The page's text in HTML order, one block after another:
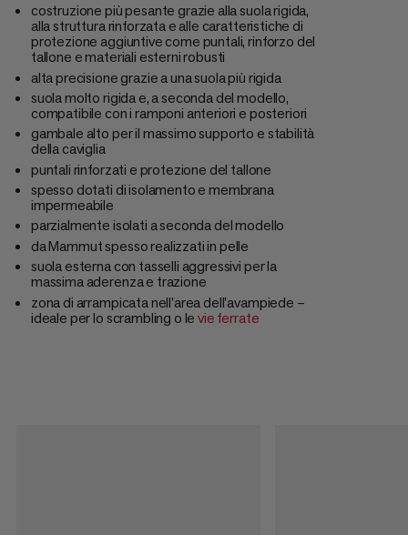
costruzione più pesante grazie alla suola rigida,
alla struttura rinforzata e alle caratteristiche di
protezione aggiuntive come puntali, rinforzo del
tallone e materiali esterni robusti
alta precisione grazie a una suola più rigida
suola molto rigida e, a seconda del modello,
compatibile con i ramponi anteriori e posteriori
gambale alto per il massimo supporto e stabilità
della caviglia
puntali rinforzati e protezione del tallone
spesso dotati di isolamento e membrana
impermeabile
parzialmente isolati a seconda del modello
da Mammut spesso realizzati in pelle
suola esterna con tasselli aggressivi per la
massima aderenza e trazione
zona di arrampicata nell'area dell'avampiede –
ideale per lo scrambling o levie ferrate